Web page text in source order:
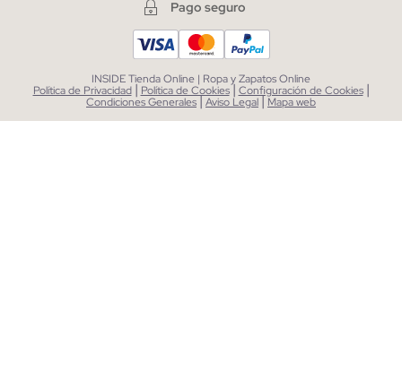
Pago seguro
INSIDE Tienda Online | Ropa y Zapatos Online
Política de Privacidad | Política de Cookies| Configuración de Cookies |
Condiciones Generales|Aviso Legal| Mapa web